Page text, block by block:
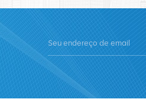
serviços de alta qualidade,